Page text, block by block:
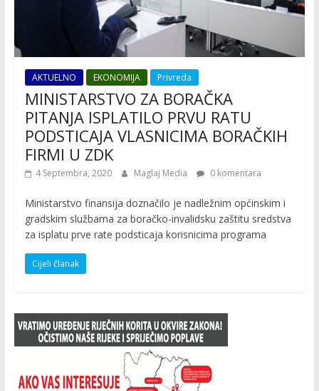
AKTUELNO EKONOMIJA Privreda
MINISTARSTVO ZA BORAČKA
PITANJA ISPLATILO PRVU RATU
PODSTICAJA VLASNICIMA BORAČKIH
FIRMI U ZDK
4 Septembra, 2020 Maglaj Media 0 komentara
Ministarstvo finansija doznačilo je nadležnim općinskim i
gradskim službama za boračko-invalidsku zaštitu sredstva
za isplatu prve rate podsticaja korisnicima programa
Cijeli članak